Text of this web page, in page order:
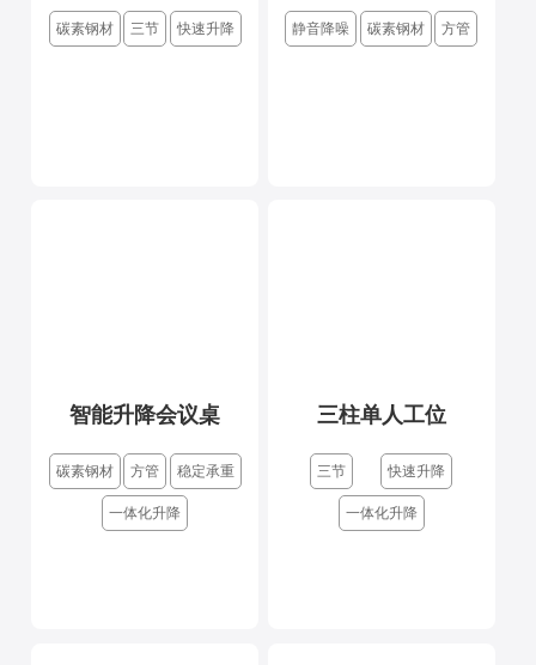
碳素钢材 三节 快速升降 静音降噪 碳素钢材 方管
智能升降会议桌
碳素钢材 方管 稳定承重
一体化升降
三柱单人工位
三节 快速升降
一体化升降